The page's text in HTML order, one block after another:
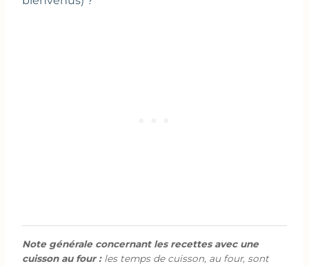
Note générale concernant les recettes avec une
cuisson au four :les temps de cuisson, au four, sont